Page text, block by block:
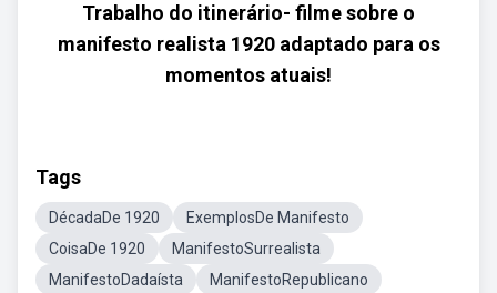
Trabalho do itinerário- filme sobre o
manifesto realista 1920 adaptado para os
momentos atuais!
Tags
DécadaDe 1920
ExemplosDe Manifesto
CoisaDe 1920
ManifestoSurrealista
ManifestoDadaísta
ManifestoRepublicano